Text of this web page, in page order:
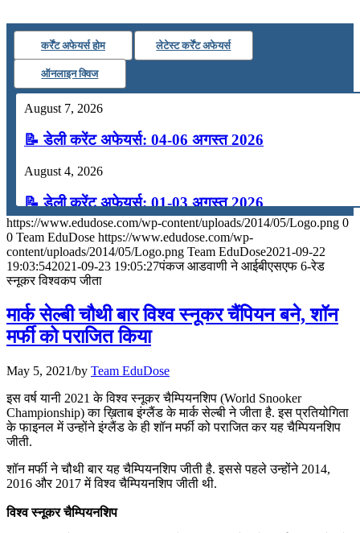
कर्रेंट अफेयर्स होम लेटेस्ट कर्रेंट अफेयर्स
ऑनलाइन क्विज
August 7, 2026
📝 डेली करेंट अफेयर्स: 04-06 अगस्त 2026
August 4, 2026
📝 डेली करेंट अफेयर्स: 01-03 अगस्त 2026
July 31, 2026
📝 डेली करेंट अफेयर्स: 28-31 जुलाई 2026
📝 डेली करेंट अफेयर्स: 25-27 जुलाई 2026
📝 डेली करेंट अफेयर्स: 22-24 जुलाई 2026
July 22, 2026
📝 डेली करेंट अफेयर्स: 19-21 जुलाई 2026
July 19, 2026
📝 डेली करेंट अफेयर्स: 16-18 जुलाई 2026
https://www.edudose.com/wp-content/uploads/2014/05/Logo.png 0
0 Team EduDose https://www.edudose.com/wp-
content/uploads/2014/05/Logo.png Team EduDose2021-09-22
19:03:542021-09-23 19:05:27पंकज आडवाणी ने आईबीएसएफ 6-रेड
स्नूकर विश्वकप जीता
मार्क सेल्बी चौथी बार विश्व स्नूकर चैंपियन बने, शॉन
मर्फी को पराजित किया
May 5, 2021/by Team EduDose
इस वर्ष यानी 2021 के विश्व स्नूकर चैम्पियनशिप (World Snooker
Championship) का ख़िताब इंग्लैंड के मार्क सेल्बी ने जीता है. इस प्रतियोगिता
के फाइनल में उन्होंने इंग्लैंड के ही शॉन मर्फी को पराजित कर यह चैम्पियनशिप
जीती.
शॉन मर्फी ने चौथी बार यह चैम्पियनशिप जीती है. इससे पहले उन्होंने 2014,
2016 और 2017 में विश्व चैम्पियनशिप जीती थी.
विश्व स्नूकर चैम्पियनशिप